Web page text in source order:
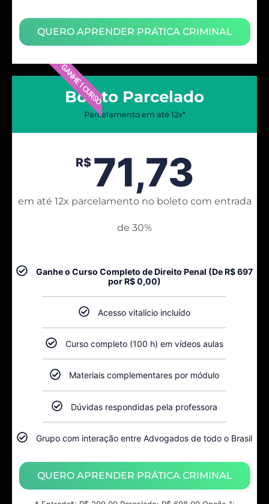
QUERO APRENDER PRÁTICA CRIMINAL
GANHE 1 CURSO
Boleto Parcelado
Parcelamento em até 12x*
R$ 71,73
em até 12x parcelamento no boleto com entrada
de 30%
Ganhe o Curso Completo de Direito Penal (De R$ 697
por R$ 0,00)​
Acesso vitalício incluído
Curso completo (100 h) em vídeos aulas
Materiais complementares por módulo
Dúvidas respondidas pela professora
Grupo com interação entre Advogados de todo o Brasil
QUERO APRENDER PRÁTICA CRIMINAL